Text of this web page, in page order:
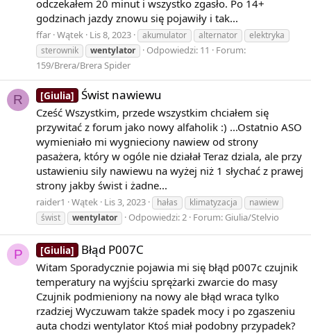
odczekałem 20 minut i wszystko zgasło. Po 14+
godzinach jazdy znowu się pojawiły i tak...
ffar Wątek Lis 8, 2023 akumulator alternator
elektryka
sterownik
wentylator Odpowiedzi: 11
Forum:
159/Brera/Brera Spider
R [Giulia] Świst nawiewu
Cześć Wszystkim, przede wszystkim chciałem się
przywitać z forum jako nowy alfaholik :) ...Ostatnio ASO
wymieniało mi wygnieciony nawiew od strony
pasażera, który w ogóle nie działał Teraz dziala, ale przy
ustawieniu sily nawiewu na wyżej niż 1 słychać z prawej
strony jakby świst i żadne...
raider1 Wątek Lis 3, 2023 hałas klimatyzacja
nawiew
świst
wentylator Odpowiedzi: 2 Forum: Giulia/Stelvio
P [Giulia] Błąd P007C
Witam Sporadycznie pojawia mi się błąd p007c czujnik
temperatury na wyjściu sprężarki zwarcie do masy
Czujnik podmieniony na nowy ale błąd wraca tylko
rzadziej Wyczuwam także spadek mocy i po zgaszeniu
auta chodzi wentylator Ktoś miał podobny przypadek?